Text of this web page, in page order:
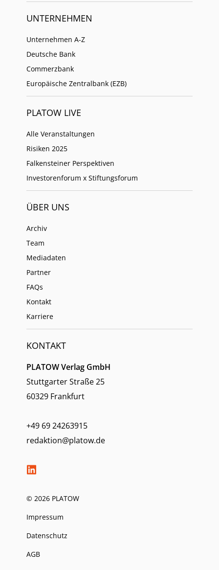
UNTERNEHMEN
Unternehmen A-Z
Deutsche Bank
Commerzbank
Europäische Zentralbank (EZB)
PLATOW LIVE
Alle Veranstaltungen
Risiken 2025
Falkensteiner Perspektiven
Investorenforum x Stiftungsforum
ÜBER UNS
Archiv
Team
Mediadaten
Partner
FAQs
Kontakt
Karriere
KONTAKT
PLATOW Verlag GmbH
Stuttgarter Straße 25
60329 Frankfurt
+49 69 24263915
redaktion@platow.de
© 2026 PLATOW
Impressum
Datenschutz
AGB